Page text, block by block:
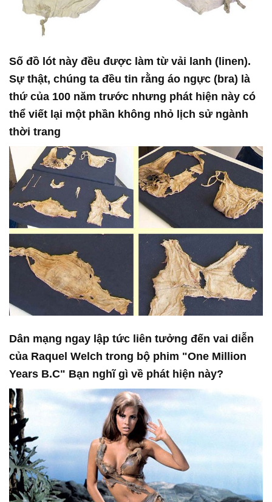
Số đồ lót này đều được làm từ vải lanh (linen).
Sự thật, chúng ta đều tin rằng áo ngực (bra) là
thứ của 100 năm trước nhưng phát hiện này có
thể viết lại một phần không nhỏ lịch sử ngành
thời trang
Dân mạng ngay lập tức liên tưởng đến vai diễn
của Raquel Welch trong bộ phim "One Million
Years B.C" Bạn nghĩ gì về phát hiện này?